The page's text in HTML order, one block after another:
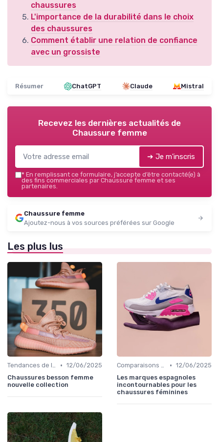
chaussures
L'importance de la durabilité dans le choix
des chaussures
Comment établir une relation de confiance
avec un grossiste
Résumer ChatGPT Claude Mistral
Recevez les dernières actualités de
Chaussure femme
➔ Je m'inscris
* En remplissant ce formulaire, j’accepte d’être contacté(e) à
des fins commerciales par Chaussure femme et ses
partenaires.
Chaussure femme
Ajoutez-nous à vos sources préférées sur Google
Les plus lus
Tendances de la Mode • 12/06/2025
Chaussures besson femme
nouvelle collection
Comparaisons de Marques • 12/06/2025
Les marques espagnoles
incontournables pour les
chaussures féminines